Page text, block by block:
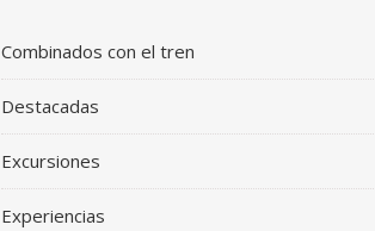
Combinados con el tren
Destacadas
Excursiones
Experiencias